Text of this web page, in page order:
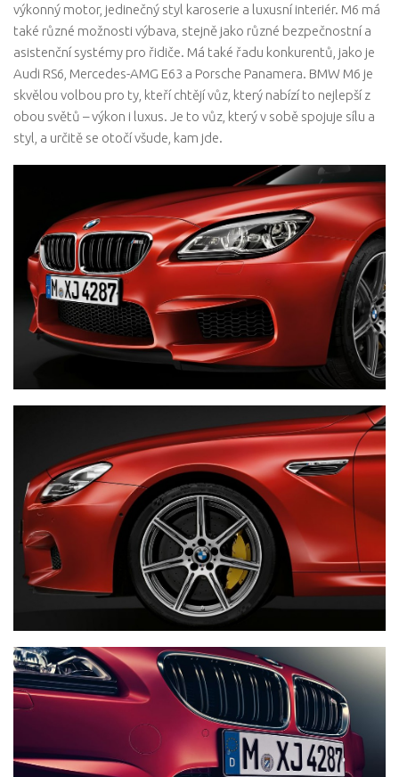
výkonný motor, jedinečný styl karoserie a luxusní interiér. M6 má
také různé možnosti výbava, stejně jako různé bezpečnostní a
asistenční systémy pro řidiče. Má také řadu konkurentů, jako je
Audi RS6, Mercedes-AMG E63 a Porsche Panamera. BMW M6 je
skvělou volbou pro ty, kteří chtějí vůz, který nabízí to nejlepší z
obou světů – výkon i luxus. Je to vůz, který v sobě spojuje sílu a
styl, a určitě se otočí všude, kam jde.